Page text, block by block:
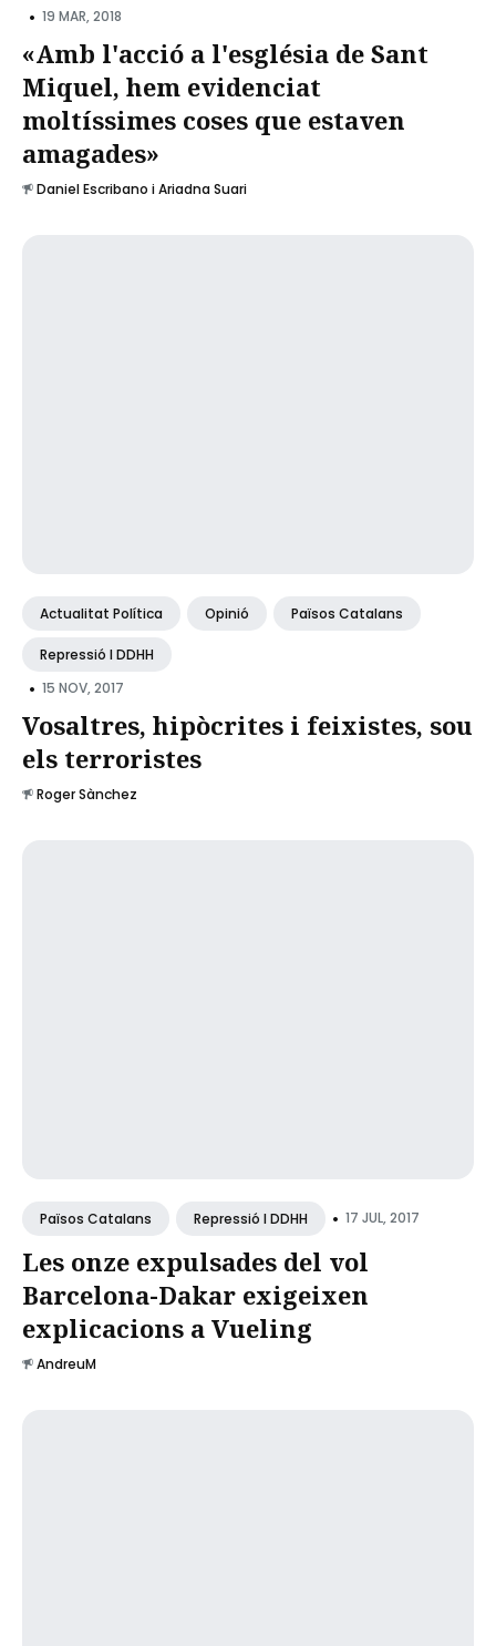
• 19 MAR, 2018
«Amb l'acció a l'església de Sant
Miquel, hem evidenciat
moltíssimes coses que estaven
amagades»
Daniel Escribano i Ariadna Suari
Actualitat Política Opinió Països Catalans
Repressió I DDHH
• 15 NOV, 2017
Vosaltres, hipòcrites i feixistes, sou
els terroristes
Roger Sànchez
Països Catalans Repressió I DDHH • 17 JUL, 2017
Les onze expulsades del vol
Barcelona-Dakar exigeixen
explicacions a Vueling
AndreuM